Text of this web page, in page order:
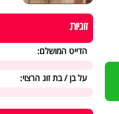
זוגיות
הדייט המושלם:
על בן / בת זוג הרצוי: